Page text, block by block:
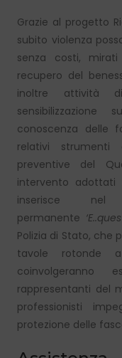
Grazie al progetto
subito violenza
senza costi,
recupero del
inoltre attività
conoscenza delle
relativi
preventive del
intervento adottati
inserisce
permanente
Polizia di Stato, che
tavole rotonde
coinvolgeranno
rappresentanti del
professionisti
protezione delle